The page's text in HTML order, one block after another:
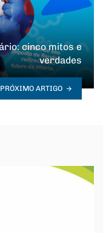
cinco mitos e
verdades
PRÓXIMO ARTIGO